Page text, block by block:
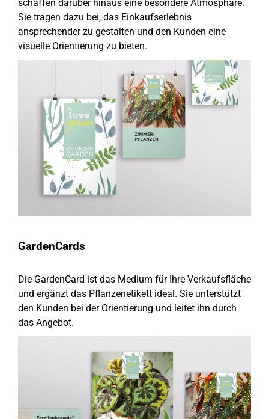
schaffen darüber hinaus eine besondere Atmosphäre.
Sie tragen dazu bei, das Einkaufserlebnis
ansprechender zu gestalten und den Kunden eine
visuelle Orientierung zu bieten.
GardenCards
Die GardenCard ist das Medium für Ihre Verkaufsfläche
und ergänzt das Pflanzenetikett ideal. Sie unterstützt
den Kunden bei der Orientierung und leitet ihn durch
das Angebot.